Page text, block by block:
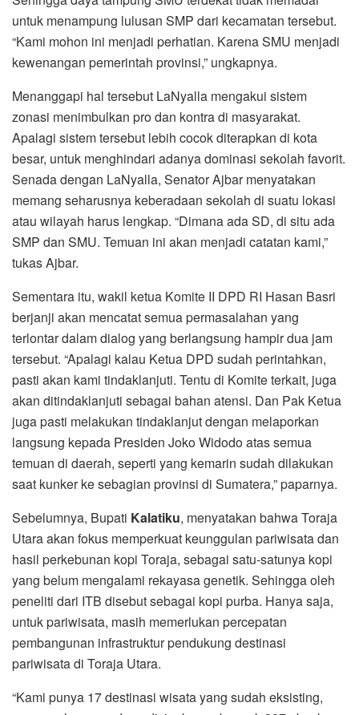
untuk menampung lulusan SMP dari kecamatan tersebut.
“Kami mohon ini menjadi perhatian. Karena SMU menjadi
kewenangan pemerintah provinsi,” ungkapnya.
Menanggapi hal tersebut LaNyalla mengakui sistem
zonasi menimbulkan pro dan kontra di masyarakat.
Apalagi sistem tersebut lebih cocok diterapkan di kota
besar, untuk menghindari adanya dominasi sekolah favorit.
Senada dengan LaNyalla, Senator Ajbar menyatakan
memang seharusnya keberadaan sekolah di suatu lokasi
atau wilayah harus lengkap. “Dimana ada SD, di situ ada
SMP dan SMU. Temuan ini akan menjadi catatan kami,”
tukas Ajbar.
Sementara itu, wakil ketua Komite II DPD RI Hasan Basri
berjanji akan mencatat semua permasalahan yang
terlontar dalam dialog yang berlangsung hampir dua jam
tersebut. “Apalagi kalau Ketua DPD sudah perintahkan,
pasti akan kami tindaklanjuti. Tentu di Komite terkait, juga
akan ditindaklanjuti sebagai bahan atensi. Dan Pak Ketua
juga pasti melakukan tindaklanjut dengan melaporkan
langsung kepada Presiden Joko Widodo atas semua
temuan di daerah, seperti yang kemarin sudah dilakukan
saat kunker ke sebagian provinsi di Sumatera,” paparnya.
Sebelumnya, Bupati Kalatiku, menyatakan bahwa Toraja
Utara akan fokus memperkuat keunggulan pariwisata dan
hasil perkebunan kopi Toraja, sebagai satu-satunya kopi
yang belum mengalami rekayasa genetik. Sehingga oleh
peneliti dari ITB disebut sebagai kopi purba. Hanya saja,
untuk pariwisata, masih memerlukan percepatan
pembangunan infrastruktur pendukung destinasi
pariwisata di Toraja Utara.
“Kami punya 17 destinasi wisata yang sudah eksisting,